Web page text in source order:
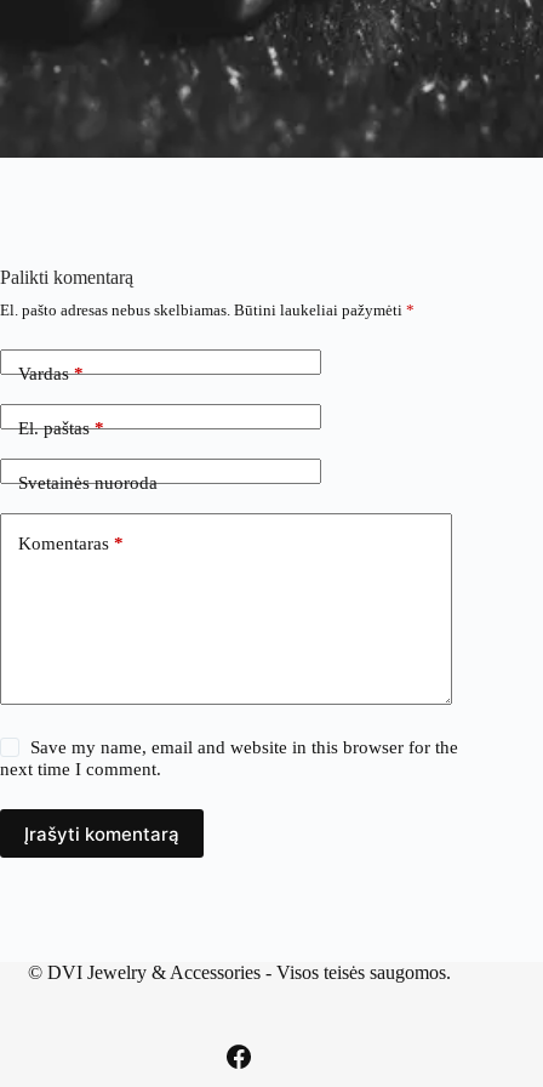
Palikti komentarą
El. pašto adresas nebus skelbiamas. Būtini laukeliai pažymėti *
Vardas*
El. paštas*
Svetainės nuoroda
Komentaras *
Save my name, email and website in this browser for the
next time I comment.
Įrašyti komentarą
© DVI Jewelry & Accessories- Visos teisės saugomos.